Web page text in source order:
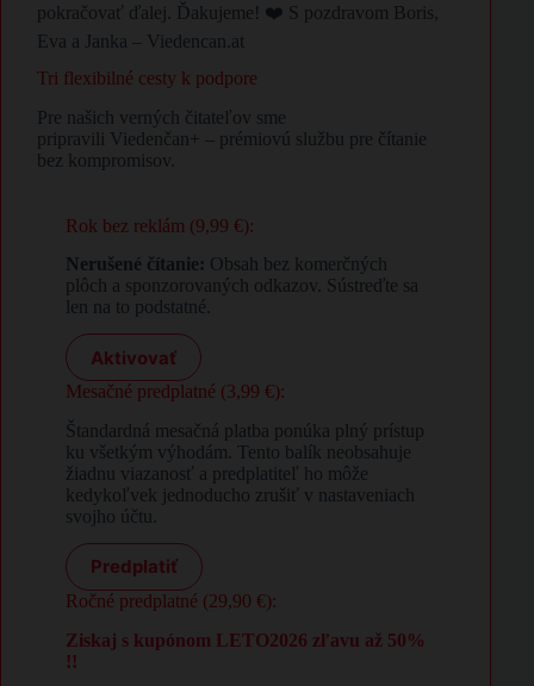
pokračovať ďalej. Ďakujeme! ❤️ S pozdravom Boris,
Eva a Janka – Viedencan.at
Tri flexibilné cesty k podpore
Pre našich verných čitateľov sme
pripravili Viedenčan+ – prémiovú službu pre čítanie
bez kompromisov.
Rok bez reklám (9,99 €):
Nerušené čítanie: Obsah bez komerčných
plôch a sponzorovaných odkazov. Sústreďte sa
len na to podstatné.
Aktivovať
Mesačné predplatné (3,99 €):
Štandardná mesačná platba ponúka plný prístup
ku všetkým výhodám. Tento balík neobsahuje
žiadnu viazanosť a predplatiteľ ho môže
kedykoľvek jednoducho zrušiť v nastaveniach
svojho účtu.
Predplatiť
Ročné predplatné (29,90 €):
Ziskaj s kupónom LETO2026 zľavu až 50%
!!